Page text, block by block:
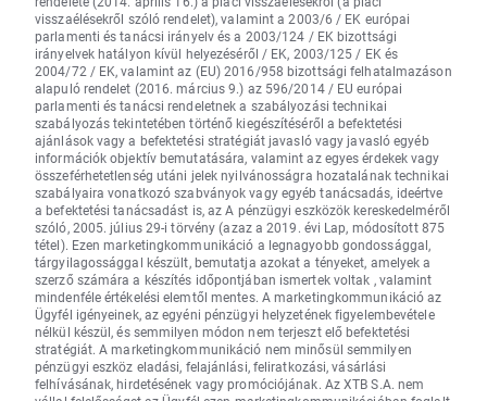
visszaélésekről szóló rendelet), valamint a 2003/6 / EK európai
parlamenti és tanácsi irányelv és a 2003/124 / EK bizottsági
irányelvek hatályon kívül helyezéséről / EK, 2003/125 / EK és
2004/72 / EK, valamint az (EU) 2016/958 bizottsági felhatalmazáson
alapuló rendelet (2016. március 9.) az 596/2014 / EU európai
parlamenti és tanácsi rendeletnek a szabályozási technikai
szabályozás tekintetében történő kiegészítéséről a befektetési
ajánlások vagy a befektetési stratégiát javasló vagy javasló egyéb
információk objektív bemutatására, valamint az egyes érdekek vagy
összeférhetetlenség utáni jelek nyilvánosságra hozatalának technikai
szabályaira vonatkozó szabványok vagy egyéb tanácsadás, ideértve
a befektetési tanácsadást is, az A pénzügyi eszközök kereskedelméről
szóló, 2005. július 29-i törvény (azaz a 2019. évi Lap, módosított 875
tétel). Ezen marketingkommunikáció a legnagyobb gondossággal,
tárgyilagossággal készült, bemutatja azokat a tényeket, amelyek a
szerző számára a készítés időpontjában ismertek voltak , valamint
mindenféle értékelési elemtől mentes. A marketingkommunikáció az
Ügyfél igényeinek, az egyéni pénzügyi helyzetének figyelembevétele
nélkül készül, és semmilyen módon nem terjeszt elő befektetési
stratégiát. A marketingkommunikáció nem minősül semmilyen
pénzügyi eszköz eladási, felajánlási, feliratkozási, vásárlási
felhívásának, hirdetésének vagy promóciójának. Az XTB S.A. nem